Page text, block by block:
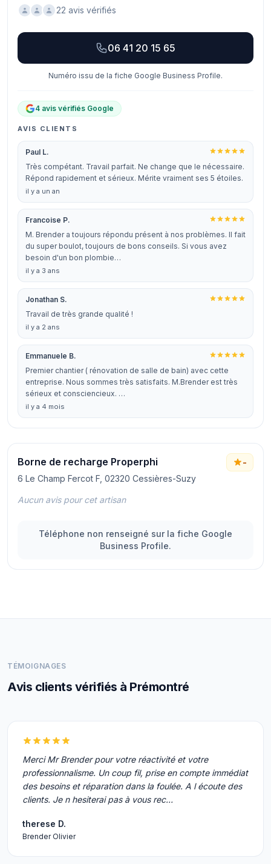
22 avis vérifiés
06 41 20 15 65
Numéro issu de la fiche Google Business Profile.
4 avis vérifiés Google
AVIS CLIENTS
Paul L.
Très compétant. Travail parfait. Ne change que le nécessaire.
Répond rapidement et sérieux. Mérite vraiment ses 5 étoiles.
il y a un an
Francoise P.
M. Brender a toujours répondu présent à nos problèmes. Il fait
du super boulot, toujours de bons conseils. Si vous avez
besoin d'un bon plombie…
il y a 3 ans
Jonathan S.
Travail de très grande qualité !
il y a 2 ans
Emmanuele B.
Premier chantier ( rénovation de salle de bain) avec cette
entreprise. Nous sommes très satisfaits. M.Brender est très
sérieux et consciencieux. …
il y a 4 mois
Borne de recharge Properphi
6 Le Champ Fercot F, 02320 Cessières-Suzy
-
Aucun avis pour cet artisan
Téléphone non renseigné sur la fiche Google
Business Profile.
TÉMOIGNAGES
Avis clients vérifiés à Prémontré
Merci Mr Brender pour votre réactivité et votre
professionnalisme. Un coup fil, prise en compte immédiat
des besoins et réparation dans la foulée. A l écoute des
clients. Je n hesiterai pas à vous rec…
therese D.
Brender Olivier